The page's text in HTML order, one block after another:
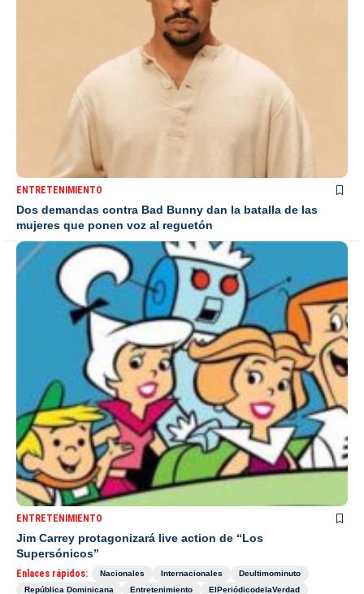
ENTRETENIMIENTO
Dos demandas contra Bad Bunny dan la batalla de las
mujeres que ponen voz al reguetón
ENTRETENIMIENTO
Jim Carrey protagonizará live action de “Los
Supersónicos”
Enlaces rápidos: Nacionales Internacionales
Deultimominuto
República Dominicana
Entretenimiento
ElPeriódicodelaVerdad